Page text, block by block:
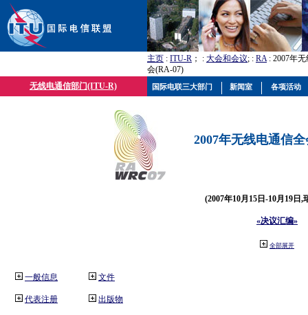
主页 : ITU-R ； : 大会和会议; : RA: 2007年
会(RA-07)
无线电通信部门(ITU-R)
2007年无线电通信
(2007年10月15日-10月19日,
«决议汇编»
全部展开
一般信息
代表注册
文件
出版物
国际电联三大部门 新闻室 各项活动